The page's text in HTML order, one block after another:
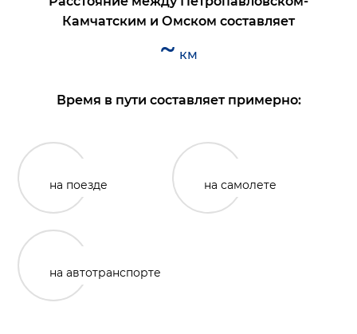
Камчатским и Омском составляет
~ км
Время в пути составляет примерно:
на поезде на самолете
на автотранспорте